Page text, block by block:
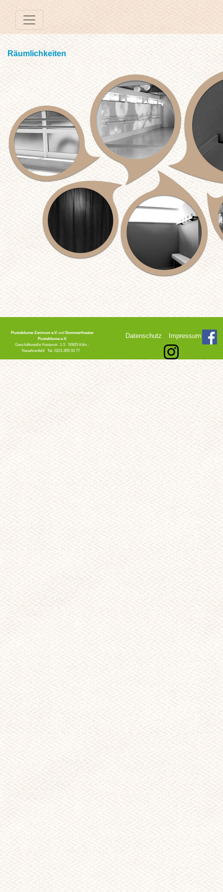
Räumlichkeiten
Pusteblume-Zentrum e.V.und Sommertheater
Pusteblume e.V.
Geschäftsstelle Hosterstr. 1-5 50825 Köln -
Neuehrenfeld Tel. 0221-955 93 77
Datenschutz Impressum